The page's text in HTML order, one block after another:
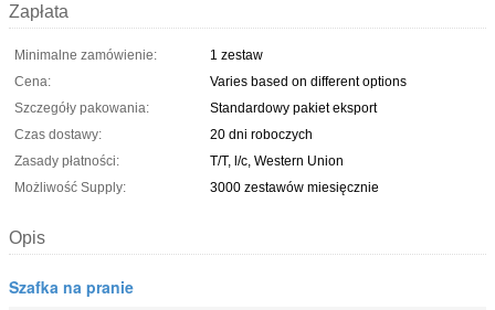
Zapłata
Minimalne zamówienie:
1 zestaw
Cena:
Varies based on different options
Szczegóły pakowania:
Standardowy pakiet eksport
Czas dostawy:
20 dni roboczych
Zasady płatności:
T/T, l/c, Western Union
Możliwość Supply:
3000 zestawów miesięcznie
Opis
Szafka na pranie